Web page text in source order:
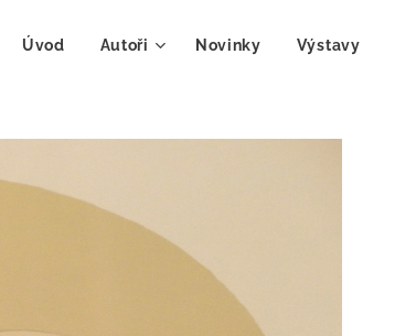
Úvod Autoři Novinky Výstavy